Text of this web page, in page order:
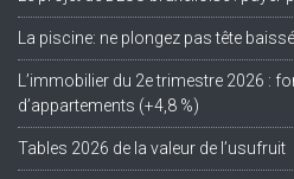
La piscine: ne plongez pas tête
L’immobilier du 2e trimestre 2026 :
d’appartements (+4,8 %)
Tables 2026 de la valeur de l’usufruit